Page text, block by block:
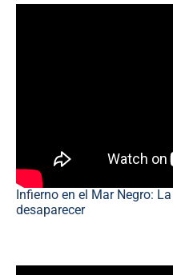
Infierno en el Mar Negro:
desaparecer